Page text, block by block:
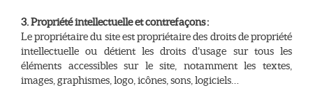
3. Propriété intellectuelle et contrefaçons :
Le propriétaire du site est propriétaire des droits de propriété
intellectuelle ou détient les droits d’usage sur tous les
éléments accessibles sur le site, notamment les textes,
images, graphismes, logo, icônes, sons, logiciels…